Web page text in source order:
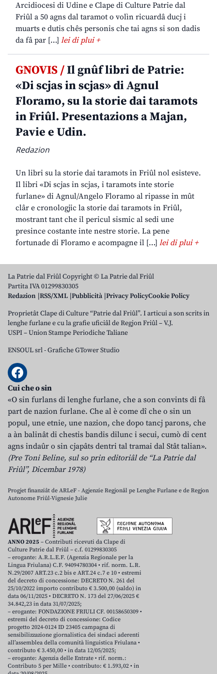
Arcidiocesi di Udine e Clape di Culture Patrie dal
Friûl a 50 agns dal taramot o volìn ricuardâ ducj i
muarts e dutis chês personis che tai agns si son dadis
da fâ par […] lei di plui +
GNOVIS /Il gnûf libri de Patrie:
«Di scjas in scjas» di Agnul
Floramo, su la storie dai taramots
in Friûl. Presentazions a Majan,
Pavie e Udin.
Redazion
Un libri su la storie dai taramots in Friûl nol esisteve.
Il libri «Di scjas in scjas, i taramots inte storie
furlane» di Agnul/Angelo Floramo al ripasse in mût
clâr e cronologjic la storie dai taramots in Friûl,
mostrant tant che il pericul sismic al sedi une
presince costante inte nestre storie. La pene
fortunade di Floramo e acompagne il […] lei di plui +
La Patrie dal Friûl Copyright © La Patrie dal Friûl
Partita IVA 01299830305
Redazion RSS/XML Pubblicità Privacy PolicyCookie Policy
Proprietât Clape di Culture “Patrie dal Friûl”. I articui a son scrits in
lenghe furlane e cu la grafie uficiâl de Regjon Friûl – V.J.
USPI – Union Stampe Periodiche Taliane
ENSOUL srl-Grafiche GTower Studio
Cui che o sin
«O sin furlans di lenghe furlane, che a son convints di fâ
part de nazion furlane. Che al è come dî che o sin un
popul, une etnie, une nazion, che dopo tancj parons, che
a àn balinât di chestis bandis dilunc i secui, cumò di cent
agns indaûr o sin cjapâts dentri tal tramai dal Stât talian».
(Pre Toni Beline, sul so prin editoriâl de “La Patrie dal
Friûl”, Dicembar 1978)
Progjet finanziât de ARLeF - Agjenzie Regjonâl pe Lenghe Furlane e de Regjon
Autonome Friûl-Vignesie Julie
ANNO 2025 – Contributi ricevuti da Clape di
Culture Patrie dal Friûl – c.f. 01299830305
– erogante: A.R.L.E.F. (Agenzia Regionale per la
Lingua Friulana) C.F. 94094780304 • rif. norm. L.R.
N.29/2007 ART.23 c.2 bis e ART.24 c.7 e 10 • estremi
del decreto di concessione: DECRETO N. 261 del
25/10/2022 importo contributo € 3.500,00 (saldo) in
data 06/11/2025 • DECRETO N. 173 del 27/06/2025 €
34.842,23 in data 31/07/2025;
– erogante: FONDAZIONE FRIULI CF. 00158650309 •
estremi del decreto di concessione: Codice
progetto 2024-0124 ID 23405 campagna di
sensibilizzazione giornalistica dei sindaci aderenti
all’assemblea della comunità linguistica Friulana •
contributo € 3.450,00 • in data 12/05/2025;
– erogante: Agenzia delle Entrate • rif. norm.:
Contributo 5 per Mille • contributo: € 1.593,02 • in